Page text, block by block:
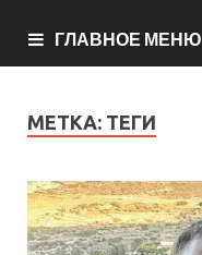
ГЛАВНОЕ МЕНЮ
МЕТКА: ТЕГИ